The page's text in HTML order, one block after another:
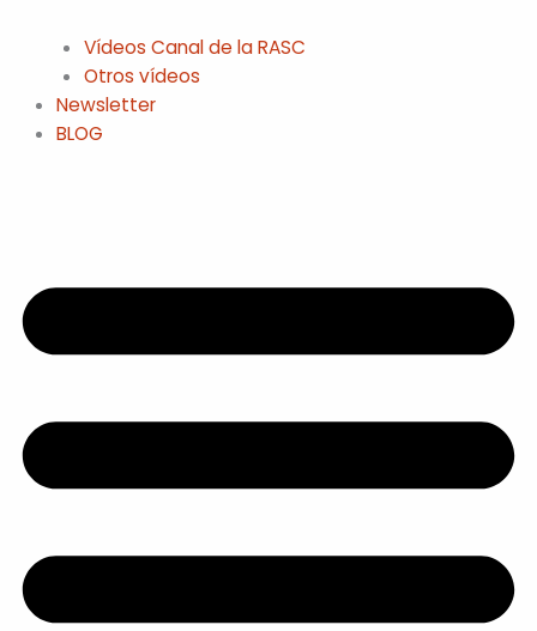
Vídeos Canal de la RASC
Otros vídeos
Newsletter
BLOG